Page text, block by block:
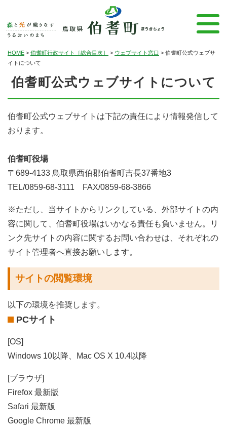
HOME > 伯耆町行政サイト［総合目次］ > ウェブサイト窓口 > 伯耆町公式ウェブサ
イトについて
伯耆町公式ウェブサイトについて
伯耆町公式ウェブサイトは下記の責任により情報発信して
おります。
伯耆町役場
〒689-4133 鳥取県西伯郡伯耆町吉長37番地3
TEL/0859-68-3111 FAX/0859-68-3866
※ただし、当サイトからリンクしている、外部サイトの内
容に関して、伯耆町役場はいかなる責任も負いません。リ
ンク先サイトの内容に関するお問い合わせは、それぞれの
サイト管理者へ直接お願いします。
サイトの閲覧環境
以下の環境を推奨します。
PCサイト
[OS]
Windows 10以降、Mac OS X 10.4以降
[ブラウザ]
Firefox 最新版
Safari 最新版
Google Chrome 最新版